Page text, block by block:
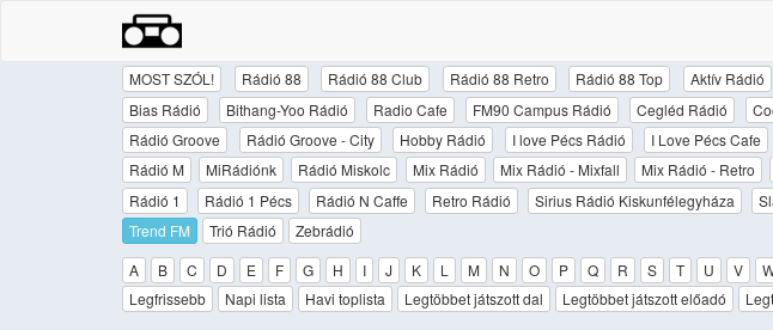
MOST SZÓL! Rádió 88 Rádió 88 Club Rádió 88 Retro Rádió 88 Top Aktív Rádió
Bias Rádió
Bithang-Yoo Rádió Radio Cafe FM90 Campus Rádió Cegléd Rádió
Rádió Groove
Rádió Groove - City Hobby Rádió I love Pécs Rádió I Love Pécs Cafe
Rádió M
MiRádiónk Rádió Miskolc Mix Rádió Mix Rádió - Mixfall Mix Rádió - Retro
Rádió 1
Rádió 1 Pécs Rádió N Caffe Retro Rádió Sirius Rádió Kiskunfélegyháza
Trend FM
Trió Rádió
Zebrádió
A
B C D E F G H I J K L M N O P Q R S T U V
Legfrissebb
Napi lista Havi toplista Legtöbbet játszott dal Legtöbbet játszott előadó